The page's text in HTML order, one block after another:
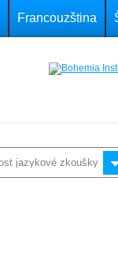
Francouzština